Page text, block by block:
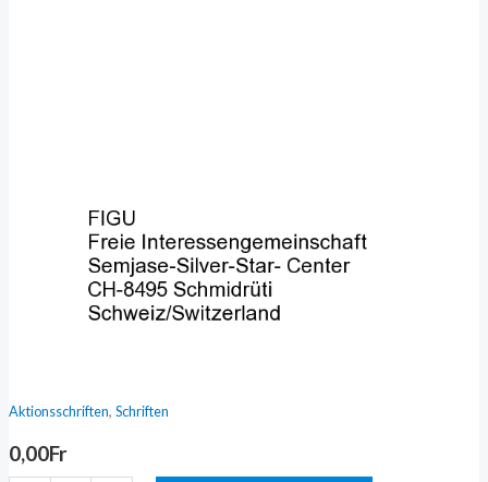
Aktionsschriften, Schriften
0,00Fr